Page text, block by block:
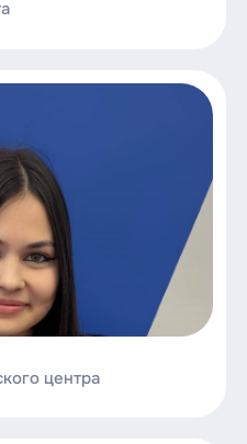
центра